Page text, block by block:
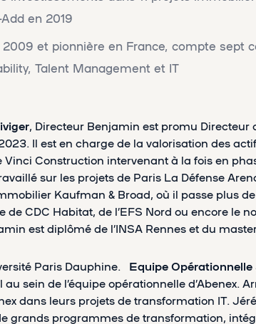
en 2019
et pionnière en France, compte sept
Talent Management et IT
, Directeur Benjamin est promu Directeur
Il est en charge de la valorisation des
Construction intervenant à la fois en
sur les projets de Paris La Défense
Kaufman & Broad, où il passe plus
CDC Habitat, de l’EFS Nord ou encore le
est diplômé de l’INSA Rennes et du
Paris Dauphine. Equipe Opérationnelle
sein de l’équipe opérationnelle d’Abenex.
dans leurs projets de transformation IT.
grands programmes de transformation,